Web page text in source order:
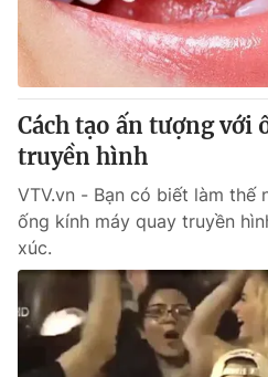
Cách tạo ấn tượng với
truyền hình
VTV.vn - Bạn có biết làm thế
ống kính máy quay truyền
xúc.